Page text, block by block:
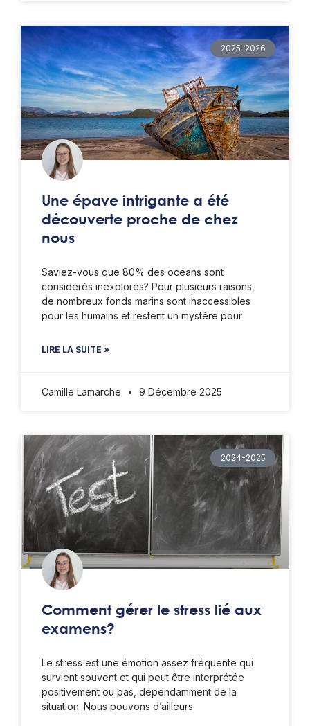
2025-2026
Une épave intrigante a été
découverte proche de chez
nous
Saviez-vous que 80% des océans sont
considérés inexplorés? Pour plusieurs raisons,
de nombreux fonds marins sont inaccessibles
pour les humains et restent un mystère pour
LIRE LA SUITE »
Camille Lamarche 9 Décembre 2025
2024-2025
Comment gérer le stress lié aux
examens?
Le stress est une émotion assez fréquente qui
survient souvent et qui peut être interprétée
positivement ou pas, dépendamment de la
situation. Nous pouvons d’ailleurs